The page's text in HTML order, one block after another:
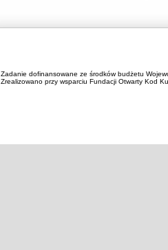
Zadanie dofinansowane ze środków budżetu
Zrealizowano przy wsparciu Fundacji Otwarty Kod